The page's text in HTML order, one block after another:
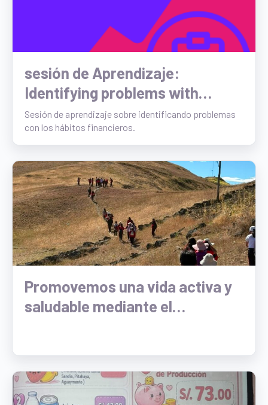
sesión de Aprendizaje:
Identifying problems with
financial habits
Sesión de aprendizaje sobre identificando problemas
con los hábitos financieros.
Promovemos una vida activa y
saludable mediante el